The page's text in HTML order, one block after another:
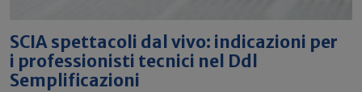
SCIA spettacoli dal vivo: indicazioni per
i professionisti tecnici nel Ddl
Semplificazioni